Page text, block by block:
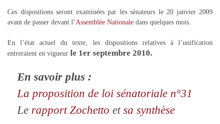
Ces dispositions seront examinées par les sénateurs le 20 janvier 2009
avant de passer devant l’Assemblée Nationale dans quelques mois.
En l’état actuel du texte, les dispositions relatives à l’unification
entreraient en vigueur le 1er septembre 2010.
En savoir plus :
La proposition de loi sénatoriale n°31
Le rapport Zochetto et sa synthèse